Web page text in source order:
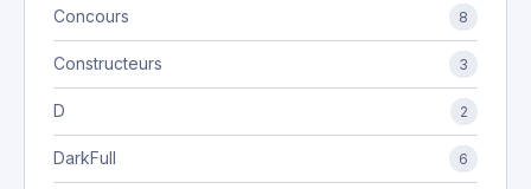
Concours 8
Constructeurs 3
D 2
DarkFull 6